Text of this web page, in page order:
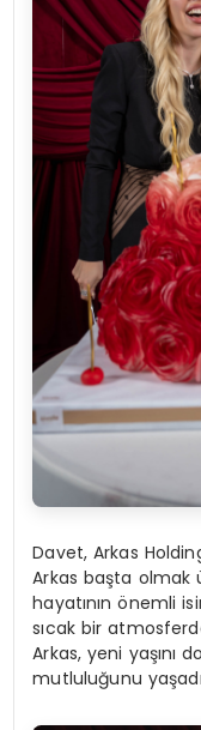
Davet, Arkas
Arkas başta olmak
hayatının önemli
sıcak bir
Arkas, yeni yaşını
mutluluğunu